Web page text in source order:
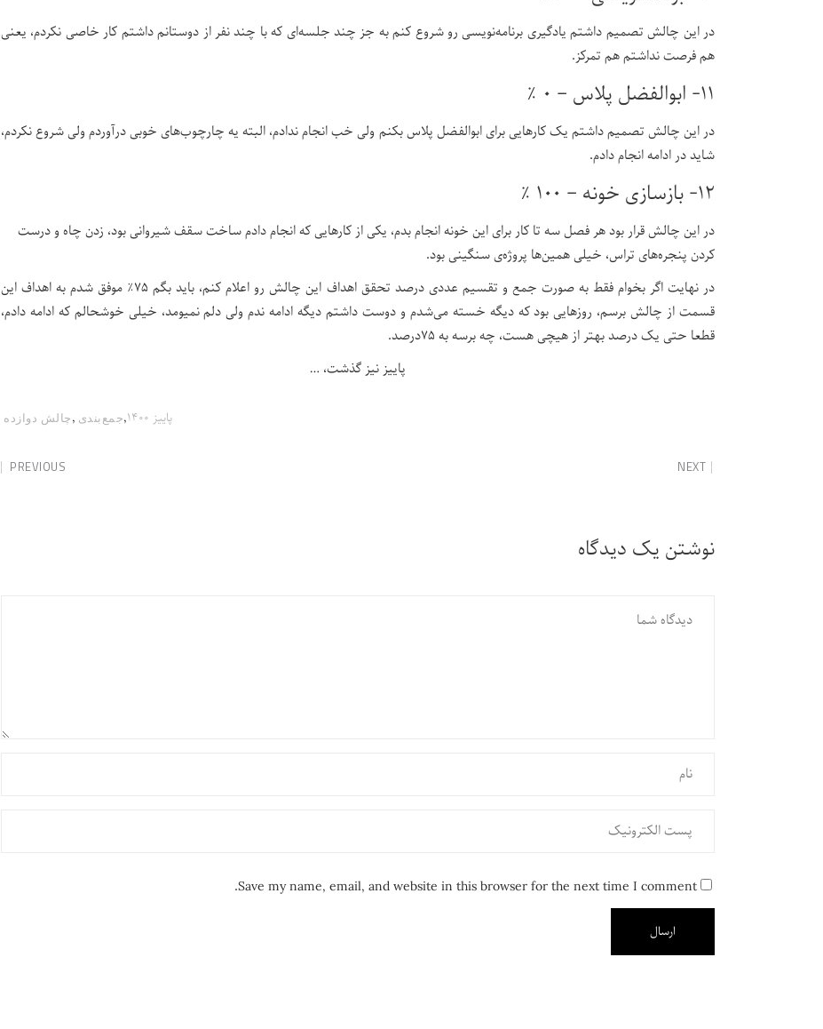
در این چالش تصمیم داشتم یادگیری برنامه‌نویسی رو شروع کنم به جز چند جلسه‌ای که با چند نفر از دوستانم داشتم کار خاصی نکردم، یعنی
هم فرصت نداشتم هم تمرکز.
۱۱- ابوالفضل پلاس – ۰ ٪
در این چالش تصمیم داشتم یک کارهایی برای ابوالفضل پلاس بکنم ولی خب انجام ندادم، البته یه چارچوب‌های خوبی درآوردم ولی شروع نکردم،
شاید در ادامه انجام دادم.
۱۲- بازسازی خونه – ۱۰۰ ٪
در این چالش قرار بود هر فصل سه تا کار برای این خونه انجام بدم، یکی از کارهایی که انجام دادم ساخت سقف شیروانی بود، زدن چاه و درست
کردن پنجره‌های تراس، خیلی همین‌ها پروژه‌ی سنگینی بود.
در نهایت اگر بخوام فقط به صورت جمع و تقسیم عددی درصد تحقق اهداف این چالش رو اعلام کنم، باید بگم ۷۵٪ موفق شدم به اهداف این
قسمت از چالش برسم، روزهایی بود که دیگه خسته می‌شدم و دوست داشتم دیگه ادامه ندم ولی دلم نمیومد، خیلی خوشحالم که ادامه دادم،
قطعا حتی یک درصد بهتر از هیچی هست، چه برسه به ۷۵درصد.
پاییز نیز گذشت، …
پاییز ۱۴۰۰ ,جمع‌بندی ,چالش‌ دوازده
PREVIOUS NEXT
نوشتن یک دیدگاه
Save my name, email, and website in this browser for the next time I comment.